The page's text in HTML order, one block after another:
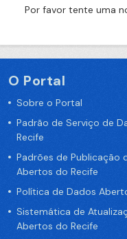
Por favor tente uma
O Portal
Sobre o Portal
Padrão de Serviço de
Recife
Padrões de Publicação
Abertos do Recife
Política de Dados
Sistemática de
Abertos do Recife